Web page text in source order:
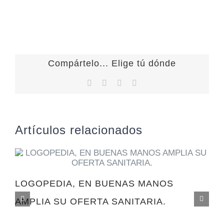
Compártelo... Elige tú dónde
Facebook LinkedIn
Artículos relacionados
LOGOPEDIA, EN BUENAS MANOS
AMPLIA SU OFERTA SANITARIA.